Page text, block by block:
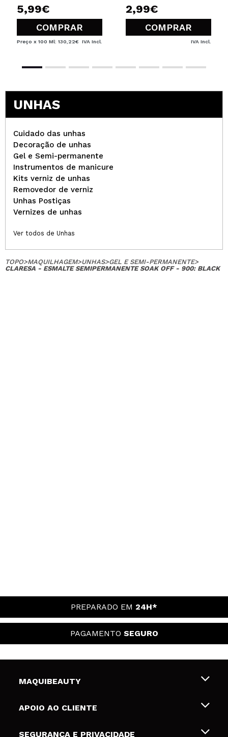
5,99€
COMPRAR
Preço x 100 Ml: 130,22€ IVA Incl.
2,99€
COMPRAR
IVA Incl.
UNHAS
Cuidado das unhas
Decoração de unhas
Gel e Semi-permanente
Instrumentos de manicure
Kits verniz de unhas
Removedor de verniz
Unhas Postiças
Vernizes de unhas
Ver todos de Unhas
TOPO>MAQUILHAGEM>UNHAS>GEL E SEMI-PERMANENTE>
CLARESA - ESMALTE SEMIPERMANENTE SOAK OFF - 900: BLACK
PREPARADO EM 24H*
PAGAMENTO SEGURO
MAQUIBEAUTY
Sobre nós
Gift Cards
APOIO AO CLIENTE
Envios e Devoluções
SEGURANÇA E PRIVACIDADE